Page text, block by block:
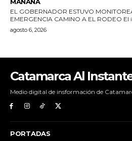
Catamarca Al
Medio digital de insformación de
PORTADAS